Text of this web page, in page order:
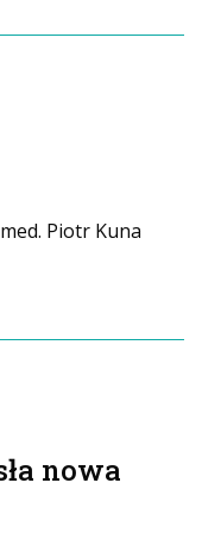
Piotr Kuna
nowa